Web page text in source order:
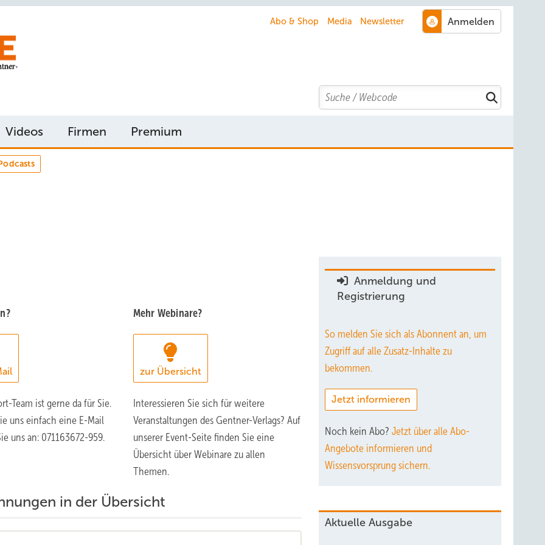
Abo & Shop Media Newsletter
Search
Videos Firmen Premium
Team ist gerne da für Sie.
uns einfach eine E-Mail
uns an: 071163672-959.
Mehr Webinare?
zur Übersicht
Interessieren Sie sich für weitere
Veranstaltungen des Gentner-Verlags? Auf
unserer Event-Seite finden Sie eine
Übersicht über Webinare zu allen
Themen.
in der Übersicht
Anmeldung und
Registrierung
So melden Sie sich als Abonnent an, um
Zugriff auf alle Zusatz-Inhalte zu
bekommen.
Jetzt informieren
Noch kein Abo? Jetzt über alle Abo-
Angebote informieren und
Wissensvorsprung sichern.
Aktuelle Ausgabe